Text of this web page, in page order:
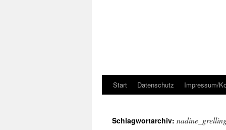
Start Datenschutz Impressum/
Schlagwortarchiv: